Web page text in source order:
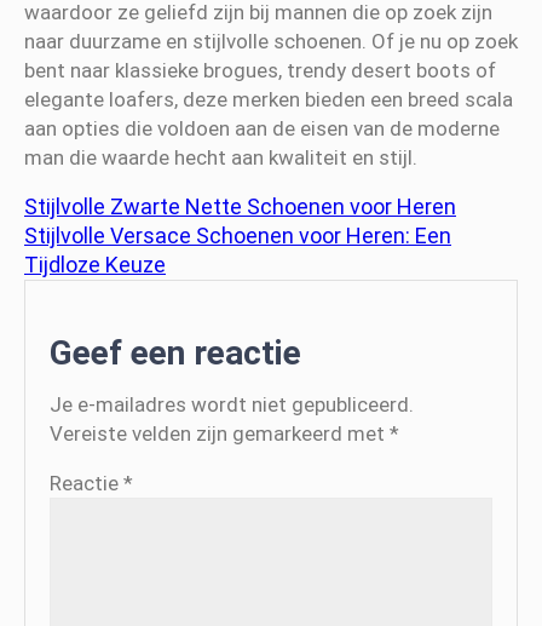
waardoor ze geliefd zijn bij mannen die op zoek zijn
naar duurzame en stijlvolle schoenen. Of je nu op zoek
bent naar klassieke brogues, trendy desert boots of
elegante loafers, deze merken bieden een breed scala
aan opties die voldoen aan de eisen van de moderne
man die waarde hecht aan kwaliteit en stijl.
Stijlvolle Zwarte Nette Schoenen voor Heren
Stijlvolle Versace Schoenen voor Heren: Een
Tijdloze Keuze
Geef een reactie
Je e-mailadres wordt niet gepubliceerd.
Vereiste velden zijn gemarkeerd met *
Reactie *